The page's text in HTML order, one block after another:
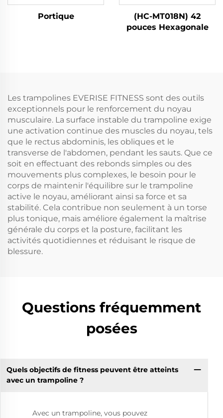
Portique
(HC-MT018N) 42
pouces Hexagonale
Les trampolines EVERISE FITNESS sont des outils
exceptionnels pour le renforcement du noyau
musculaire. La surface instable du trampoline exige
une activation continue des muscles du noyau, tels
que le rectus abdominis, les obliques et le
transverse de l'abdomen, pendant les sauts. Que ce
soit en effectuant des rebonds simples ou des
mouvements plus complexes, le besoin pour le
corps de maintenir l'équilibre sur le trampoline
active le noyau, améliorant ainsi sa force et sa
stabilité. Cela contribue non seulement à un torse
plus tonique, mais améliore également la maîtrise
générale du corps et la posture, facilitant les
activités quotidiennes et réduisant le risque de
blessure.
Questions fréquemment
posées
Quels objectifs de fitness peuvent être atteints
avec un trampoline ?
Avec un trampoline, vous pouvez